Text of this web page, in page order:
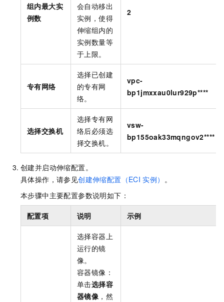
组内最大实
例数
会自动移出
实例，使得
伸缩组内的
实例数量等
于上限。
2
专有网络
选择已创建
的专有网
络。
vpc-
bp1jmxxau0lur929p****
选择交换机
选择专有网
络后必须选
择交换机。
vsw-
bp155oak33mqngov2****
创建并启动伸缩配置。
具体操作，请参见创建伸缩配置（ECI 实例） 。
本步骤中主要配置参数说明如下：
配置项 说明 示例
选择容器上
运行的镜
像。
容器镜像：
单击选择容
器镜像 ，然